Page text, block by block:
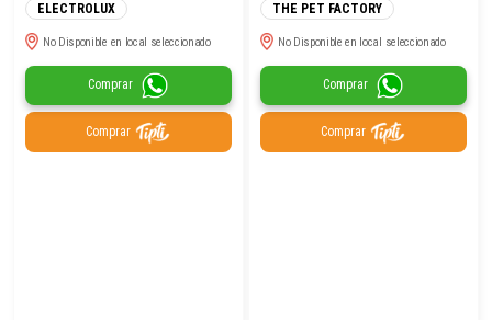
ELECTROLUX
No Disponible en local seleccionado
Comprar
Comprar
THE PET FACTORY
No Disponible en local seleccionado
Comprar
Comprar